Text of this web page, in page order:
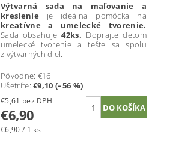
Výtvarná sada na maľovanie a
kreslenie je ideálna pomôcka na
kreatívne a umelecké tvorenie.
Sada obsahuje 42ks. Doprajte deťom
umelecké tvorenie a tešte sa spolu
z výtvarných diel.
Pôvodne: €16
Ušetríte:€9,10 (–56 %)
€5,61 bez DPH
€6,90
€6,90 / 1 ks